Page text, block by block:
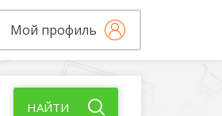
Мой профиль
НАЙТИ